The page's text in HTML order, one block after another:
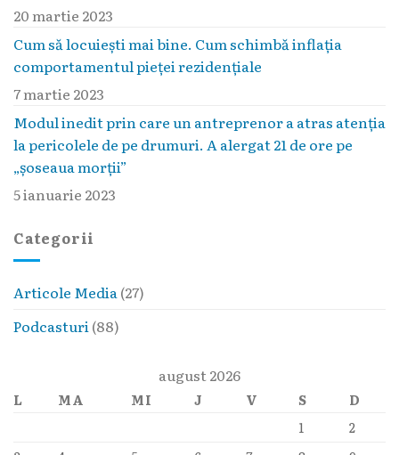
20 martie 2023
Cum să locuieşti mai bine. Cum schimbă inflaţia
comportamentul pieţei rezidenţiale
7 martie 2023
Modul inedit prin care un antreprenor a atras atenția
la pericolele de pe drumuri. A alergat 21 de ore pe
„șoseaua morții”
5 ianuarie 2023
Categorii
Articole Media (27)
Podcasturi (88)
august 2026
L MA MI J V S
D
1
2